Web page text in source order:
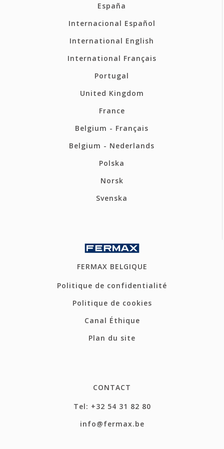
España
Internacional Español
International English
International Français
Portugal
United Kingdom
France
Belgium - Français
Belgium - Nederlands
Polska
Norsk
Svenska
FERMAX BELGIQUE
Politique de confidentialité
Politique de cookies
Canal Éthique
Plan du site
CONTACT
Tel: +32 54 31 82 80
info@fermax.be